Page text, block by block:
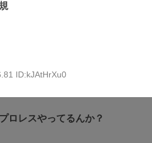
ID:kJAtHrXu0
ロレスやってるんか？